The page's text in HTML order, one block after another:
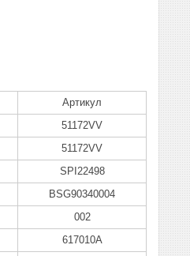
Артикул
51172VV
51172VV
SPI22498
BSG90340004
002
617010A